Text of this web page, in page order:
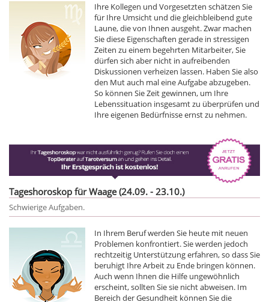
Ihre Kollegen und Vorgesetzten schätzen Sie
für Ihre Umsicht und die gleichbleibend gute
Laune, die von Ihnen ausgeht. Zwar machen
Sie diese Eigenschaften gerade in stressigen
Zeiten zu einem begehrten Mitarbeiter, Sie
dürfen sich aber nicht in aufreibenden
Diskussionen verheizen lassen. Haben Sie also
den Mut auch mal eine Aufgabe abzugeben.
So können Sie Zeit gewinnen, um Ihre
Lebenssituation insgesamt zu überprüfen und
Ihre eigenen Bedürfnisse ernst zu nehmen.
Tageshoroskop für Waage (24.09. - 23.10.)
Schwierige Aufgaben.
In Ihrem Beruf werden Sie heute mit neuen
Problemen konfrontiert. Sie werden jedoch
rechtzeitig Unterstützung erfahren, so dass Sie
beruhigt Ihre Arbeit zu Ende bringen können.
Auch wenn Ihnen die Hilfe ungewöhnlich
erscheint, sollten Sie sie nicht abweisen. Im
Bereich der Gesundheit können Sie die